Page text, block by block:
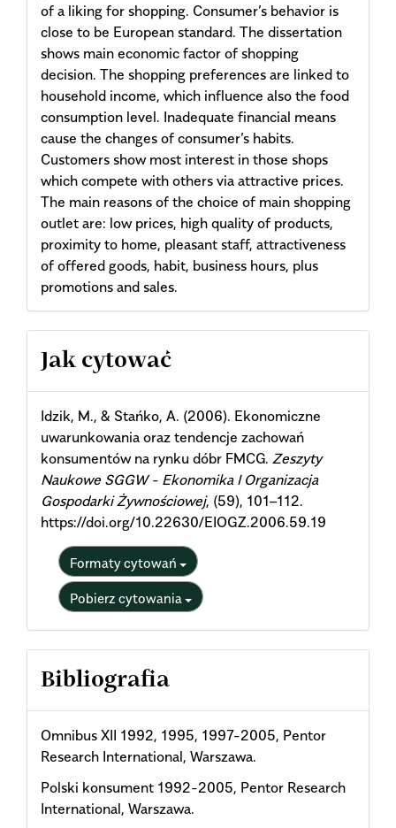
of a liking for shopping. Consumer’s behavior is
close to be European standard. The dissertation
shows main economic factor of shopping
decision. The shopping preferences are linked to
household income, which influence also the food
consumption level. Inadequate financial means
cause the changes of consumer’s habits.
Customers show most interest in those shops
which compete with others via attractive prices.
The main reasons of the choice of main shopping
outlet are: low prices, high quality of products,
proximity to home, pleasant staff, attractiveness
of offered goods, habit, business hours, plus
promotions and sales.
Article
Details
Jak cytować
Idzik, M., & Stańko, A. (2006). Ekonomiczne
uwarunkowania oraz tendencje zachowań
konsumentów na rynku dóbr FMCG. Zeszyty
Naukowe SGGW - Ekonomika I Organizacja
Gospodarki Żywnościowej, (59), 101–112.
https://doi.org/10.22630/EIOGZ.2006.59.19
Formaty cytowań
Pobierz cytowania
Bibliografia
Omnibus XII 1992, 1995, 1997-2005, Pentor
Research International, Warszawa.
Polski konsument 1992-2005, Pentor Research
International, Warszawa.